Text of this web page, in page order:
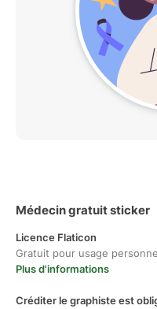
Médecin gratuit sticker
Licence Flaticon
Gratuit pour usage
Plus d'informations
Créditer le graphiste est